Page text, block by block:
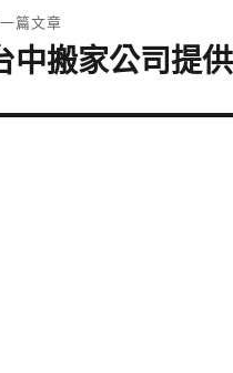
:
篇文章
中搬家公司提